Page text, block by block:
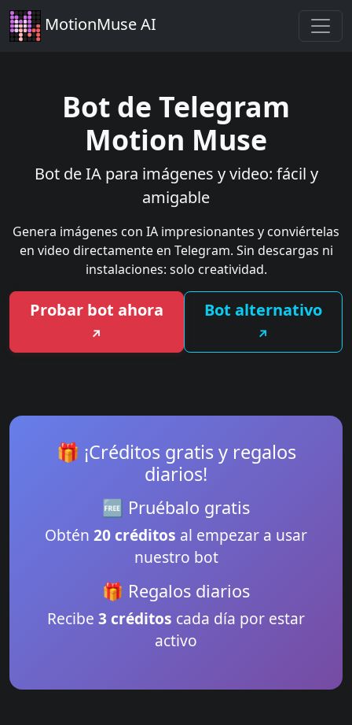
MotionMuse AI
Bot de Telegram
Motion Muse
Bot de IA para imágenes y video: fácil y
amigable
Genera imágenes con IA impresionantes y conviértelas
en video directamente en Telegram. Sin descargas ni
instalaciones: solo creatividad.
Probar bot ahora Bot alternativo
🎁 ¡Créditos gratis y regalos
diarios!
🆓 Pruébalo gratis
Obtén 20 créditos al empezar a usar
nuestro bot
🎁 Regalos diarios
Recibe 3 créditos cada día por estar
activo